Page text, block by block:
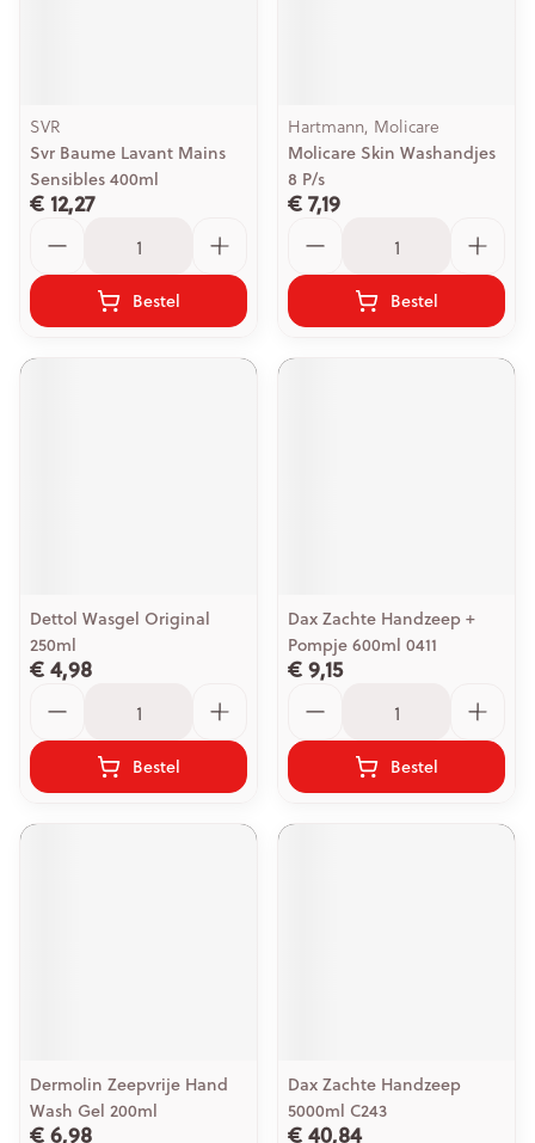
SVR
Svr Baume Lavant Mains
Sensibles 400ml
€ 12,27
Bestel
Hartmann, Molicare
Molicare Skin Washandjes
8 P/s
€ 7,19
Bestel
Dettol Wasgel Original
250ml
€ 4,98
Bestel
Dax Zachte Handzeep +
Pompje 600ml 0411
€ 9,15
Bestel
Dermolin Zeepvrije Hand
Wash Gel 200ml
€ 6,98
Dax Zachte Handzeep
5000ml C243
€ 40,84